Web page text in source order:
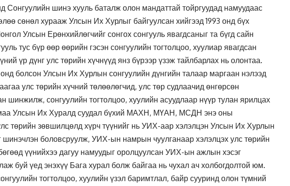
Сонгуулийн шинэ хууль баталж олон мандаттай тойргуудад намуудаас
сөнөл хурааж Улсын Их Хурлыг байгуулсан хийгээд 1993 онд бүх
Улсын Ерөнхийлөгчийг сонгох сонгууль явагдсаныг та бүгд сайн
тус бүр өөр өөрийн гэсэн сонгуулийн тогтолцоо, хуулиар явагдсан
үр дүнг улс төрийн хүчнүүд янз бүрээр үзэж тайлбарлах нь олонтаа.
болсон Улсын Их Хурлын сонгуулийн дүнгийн талаар маргаан нэлээд
улс төрийн хүчний төлөөлөгчид, улс төр судлаачид өнгөрсөн
шинжилж, сонгуулийн тогтолцоо, хуулийн асуудлаар нүүр тулан ярилцах
Улсын Их Хуралд суудал бүхий МАХН, МҮАН, МСДН энэ оны
төрийн зөвшилцөлд хүрч түүнийг нь УИХ-аар хэлэлцэн Улсын Их Хурлын
шинэчлэн боловсруулж, УИХ-ын намрын чуулганаар хэлэлцэх улс төрийн
үүнийхээ дагуу намуудыг оролцуулсан УИХ-ын ажлын хэсэг
буй үед энэхүү Бага хурал болж байгаа нь чухал ач холбогдолтой юм.
тогтолцоо, хуулийн үзэл баримтлал, байр сууринд олон түмний